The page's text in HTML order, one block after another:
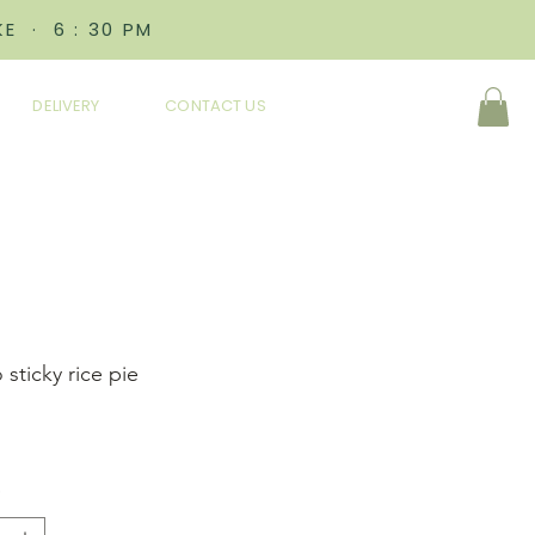
· 6 : 30 PM
DELIVERY CONTACT US
sticky rice pie
าคา